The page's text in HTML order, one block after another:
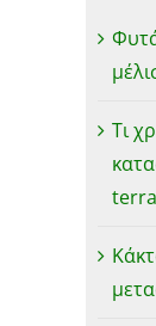
Τι